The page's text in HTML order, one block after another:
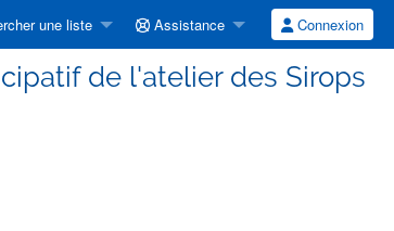
une liste Assistance Connexion
de l'atelier des Sirops